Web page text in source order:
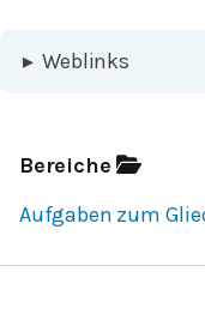
▸ Weblinks
Bereiche
Aufgaben zum